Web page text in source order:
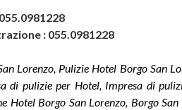
: 055.0981228
Lorenzo, Pulizie Hotel Borgo San
di pulizie per Hotel, Impresa di
Hotel Borgo San Lorenzo, Borgo